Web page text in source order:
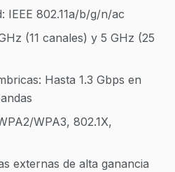
IEEE 802.11a/b/g/n/ac
(11 canales) y 5 GHz (25
Hasta 1.3 Gbps en
WPA3, 802.1X,
externas de alta ganancia